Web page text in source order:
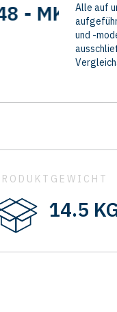
-
Alle auf
und -
14.5